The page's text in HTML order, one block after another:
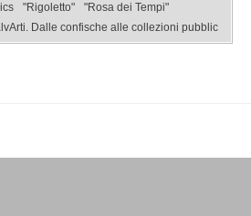
"Rigoletto"
"Rosa dei Tempi"
Dalle confische alle collezioni pubblic